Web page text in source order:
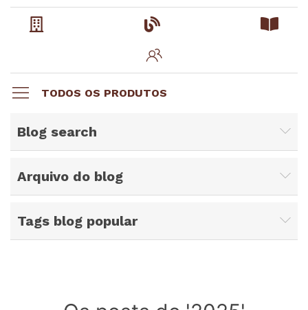
TODOS OS PRODUTOS
Blog search
Arquivo do blog
Tags blog popular